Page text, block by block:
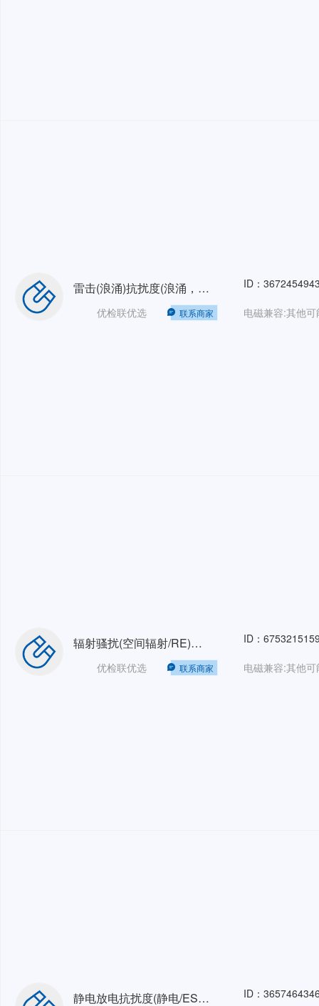
雷击(浪涌)抗扰度(浪涌，雷击/Surge)单相检测电压4kV以下
优检联优选 联系商家
ID：
辐射骚扰(空间辐射/RE)三相32A1-18GHz3m和5m半电波暗室
优检联优选 联系商家
ID：
静电放电抗扰度(静电/ESD)三相32A检测电压15kV以下，空气放电检测电压12kV以下，接触放电 ID：